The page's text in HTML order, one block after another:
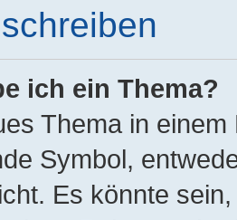
ich ein Thema?
Thema in
Symbol,
Es könnte